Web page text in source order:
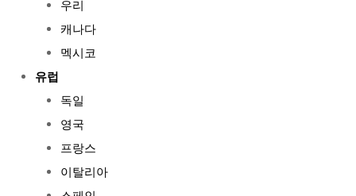
우리
캐나다
멕시코
유럽
독일
영국
프랑스
이탈리아